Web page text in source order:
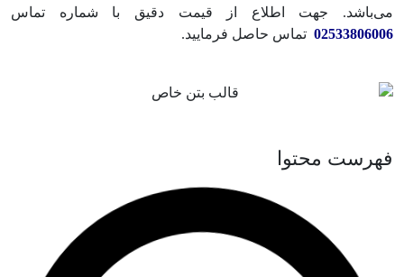
می‌باشد. جهت اطلاع از قیمت دقیق با شماره تماس
02533806006 تماس حاصل فرمایید.
فهرست محتوا